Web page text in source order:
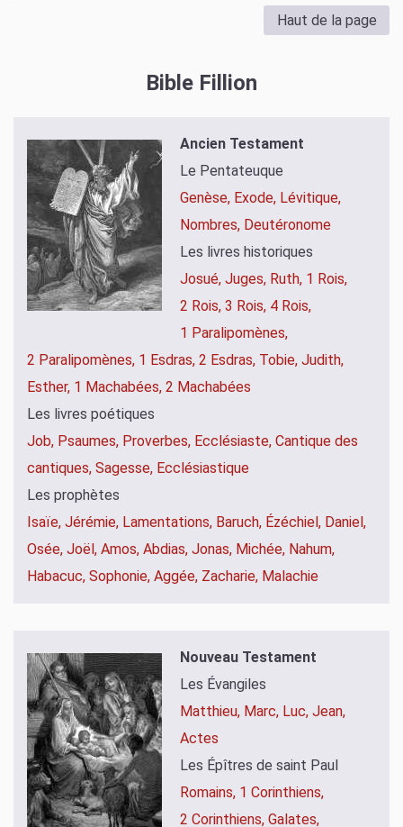
Haut de la page
Bible Fillion
Ancien Testament
Le Pentateuque
Genèse, Exode, Lévitique,
Nombres, Deutéronome
Les livres historiques
Josué, Juges, Ruth, 1 Rois,
2 Rois, 3 Rois, 4 Rois,
1 Paralipomènes,
2 Paralipomènes, 1 Esdras, 2 Esdras, Tobie, Judith,
Esther, 1 Machabées, 2 Machabées
Les livres poétiques
Job, Psaumes, Proverbes, Ecclésiaste, Cantique des
cantiques, Sagesse, Ecclésiastique
Les prophètes
Isaïe, Jérémie, Lamentations, Baruch, Ézéchiel, Daniel,
Osée, Joël, Amos, Abdias, Jonas, Michée, Nahum,
Habacuc, Sophonie, Aggée, Zacharie, Malachie
Nouveau Testament
Les Évangiles
Matthieu, Marc, Luc, Jean,
Actes
Les Épîtres de saint Paul
Romains, 1 Corinthiens,
2 Corinthiens, Galates,